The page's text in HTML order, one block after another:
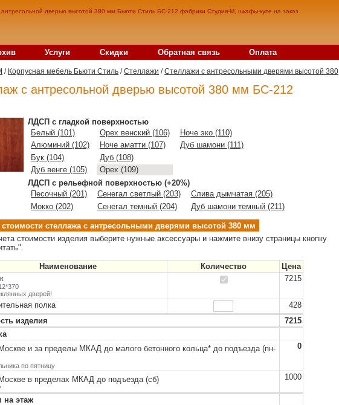
дверью высотой 380 мм Бьюти Стиль БС-212 фабрики Студия-М, шкафы-купе на заказ
Услуги Скидки Обратная связь Оплата
/ Корпусная мебель Бьюти Стиль /Стеллажи /Стеллажи с антресольными дверями высотой 380
с антресольной дверью высотой 380 мм БС-212
ЛДСП с гладкой поверхностью
Белый (101)
Алюминий (102)
Бук (104)
Дуб венге (105)
Орех венский (106)
Ноче аматти (107)
Дуб (108)
Орех (109)
Ноче эко (110)
Дуб шамони (111)
ЛДСП с рельефной поверхностью (+20%)
Песочный (201)
Мокко (202)
Сенегал светлый (203)
Сенегал темный (204)
Слива дымчатая (205)
Дуб шамони темный (211)
стоимости стеллажа с антресольными дверями высотой 380 мм
стоимости изделия выберите нужные аксессуары и нажмите внизу страницы кнопку
Наименование Количество
Цена
дверей!
7215
полка
428
изделия
7215
и за пределы МКАД до малого бетонного кольца*до подъезда (пн-
по пятницу
0
в пределах МКАД до подъезда (сб) 1000
на этаж